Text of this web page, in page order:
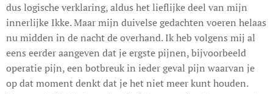
dus logische verklaring, aldus het lieflijke deel van mijn
innerlijke Ikke. Maar mijn duivelse gedachten voeren helaas
nu midden in de nacht de overhand. Ik heb volgens mij al
eens eerder aangeven dat je ergste pijnen, bijvoorbeeld
operatie pijn, een botbreuk in ieder geval pijn waarvan je
op dat moment denkt dat je het niet meer kunt houden.